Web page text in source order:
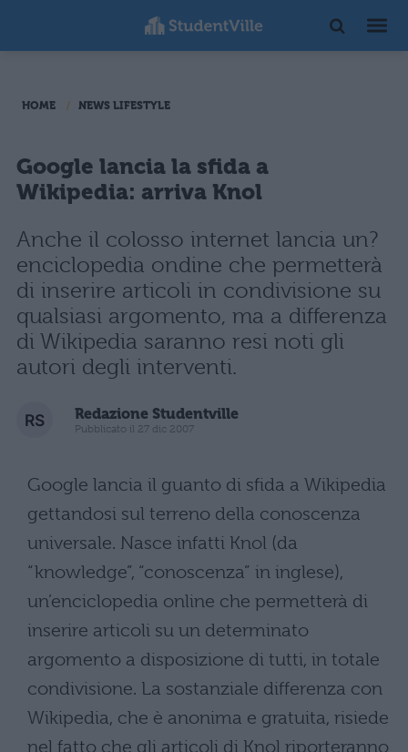
HOME NEWS LIFESTYLE
Google lancia la sfida a
Wikipedia: arriva Knol
Anche il colosso internet lancia un?
enciclopedia ondine che permetterà
di inserire articoli in condivisione su
qualsiasi argomento, ma a differenza
di Wikipedia saranno resi noti gli
autori degli interventi.
Redazione Studentville
Pubblicato il 27 dic 2007
Google lancia il guanto di sfida a Wikipedia
gettandosi sul terreno della conoscenza
universale. Nasce infatti Knol (da
“knowledge”, “conoscenza” in inglese),
un’enciclopedia online che permetterà di
inserire articoli su un determinato
argomento a disposizione di tutti, in totale
condivisione. La sostanziale differenza con
Wikipedia, che è anonima e gratuita, risiede
nel fatto che gli articoli di Knol riporteranno